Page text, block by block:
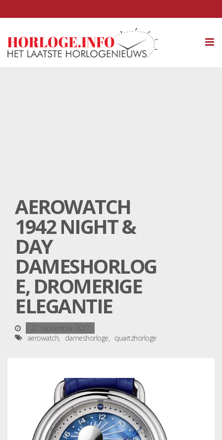
AEROWATCH
1942 NIGHT &
DAY
DAMESHORLOG
E, DROMERIGE
ELEGANTIE
22 september 2017
aerowatch
dameshorloge quartzhorloge